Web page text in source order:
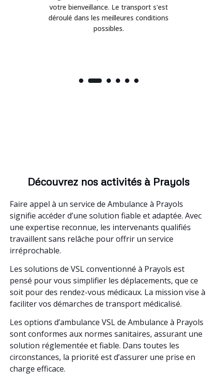
votre bienveillance. Le transport s'est
déroulé dans les meilleures conditions
possibles.
Découvrez nos activités à Prayols
Faire appel à un service de Ambulance à Prayols
signifie accéder d’une solution fiable et adaptée. Avec
une expertise reconnue, les intervenants qualifiés
travaillent sans relâche pour offrir un service
irréprochable.
Les solutions de VSL conventionné à Prayols est
pensé pour vous simplifier les déplacements, que ce
soit pour des rendez-vous médicaux. La mission vise à
faciliter vos démarches de transport médicalisé.
Les options d’ambulance VSL de Ambulance à Prayols
sont conformes aux normes sanitaires, assurant une
solution réglementée et fiable. Dans toutes les
circonstances, la priorité est d’assurer une prise en
charge efficace.